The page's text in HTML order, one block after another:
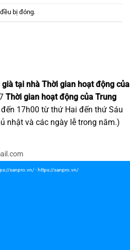
bị đóng.
già tại nhà Thời gian hoạt động của
Thời gian hoạt động của Trung
17h00 từ thứ Hai đến thứ Sáu
nhật và các ngày lễ trong năm.)
sanpro.vn/- https://sanpro.vn/